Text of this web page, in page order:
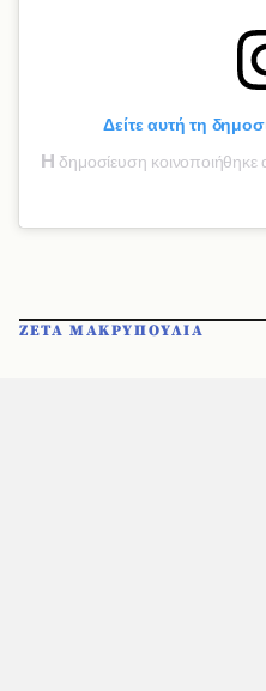
Δείτε αυτή τη
Η δημοσίευση
ΖΕΤΑ ΜΑΚΡΥΠΟΥΛΙΑ